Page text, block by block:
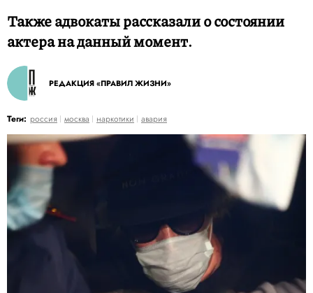
Также адвокаты рассказали о состоянии
актера на данный момент.
РЕДАКЦИЯ «ПРАВИЛ ЖИЗНИ»
Теги: россия москва наркотики авария